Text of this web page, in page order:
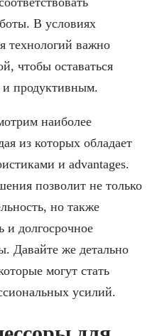
В условиях
технологий важно
чтобы оставаться
продуктивным.
наиболее
из которых обладает
и advantages.
позволит не только
но также
и долгосрочное
Давайте же детально
могут стать
усилий.